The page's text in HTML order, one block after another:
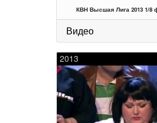
КВН Высшая Лига 2013 1/8
Видео
2013